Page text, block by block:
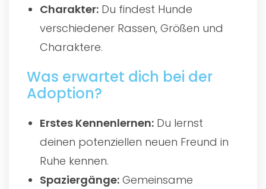
Charakter: Du findest Hunde
verschiedener Rassen, Größen und
Charaktere.
Was erwartet dich bei der
Adoption?
Erstes Kennenlernen: Du lernst
deinen potenziellen neuen Freund in
Ruhe kennen.
Spaziergänge: Gemeinsame